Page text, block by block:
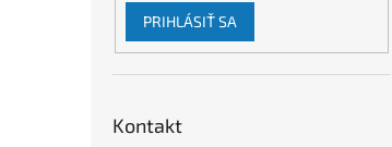
PRIHLÁSIŤ SA
Kontakt